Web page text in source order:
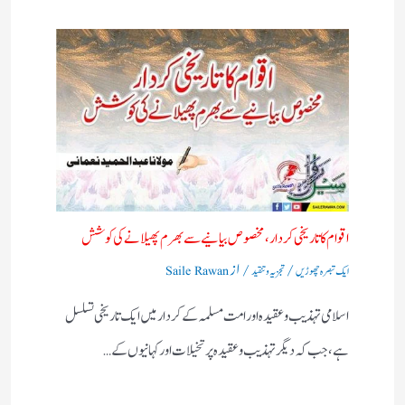
اقوام کا تاریخی کردار،مخصوص بیانیے سے بھرم پھیلانے کی کوشش
ایک تبصرہ چھوڑیں/تجزیہ و تنقید/ ازSaile Rawan
اسلامی تہذیب و عقیدہ اور امت مسلمہ کے کردار میں ایک تاریخی تسلسل
ہے، جب کہ دیگر تہذیب و عقیدہ پر تخیلات اور کہانیوں کے…